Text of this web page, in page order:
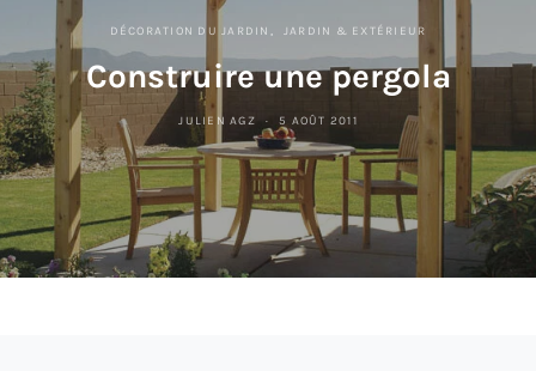
DÉCORATION DU JARDIN JARDIN & EXTÉRIEUR
Construire une pergola
JULIEN AGZ 5 AOÛT 2011